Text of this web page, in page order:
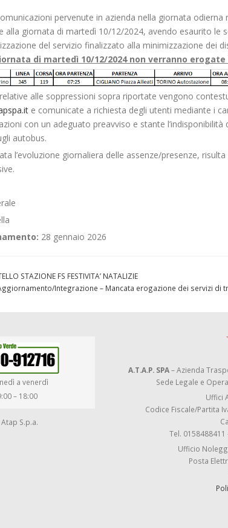
pervenute in azienda nella giornata odierna
alla giornata di martedì 10/12/2024, avendo esaurito le
del servizio finalizzato alla minimizzazione dei
di martedì 10/12/2024 non verranno
alle soppressioni sopra riportate vengono
e comunicate a richiesta degli utenti mediante i
con un adeguato preavviso e stante
autobus.
l’evoluzione giornaliera delle assenze/presenze, risulta
28 gennaio 2026
STAZIONE FS FESTIVITA’ NATALIZIE
Integrazione – Mancata erogazione dei servizi
a venerdì
– 18:00
S.p.a.
A.T.A.P. SPA– Azienda
Sede Legale e
Uffici
Codice Fiscale/Partita
Tel. 0158488411
Ufficio
Posta